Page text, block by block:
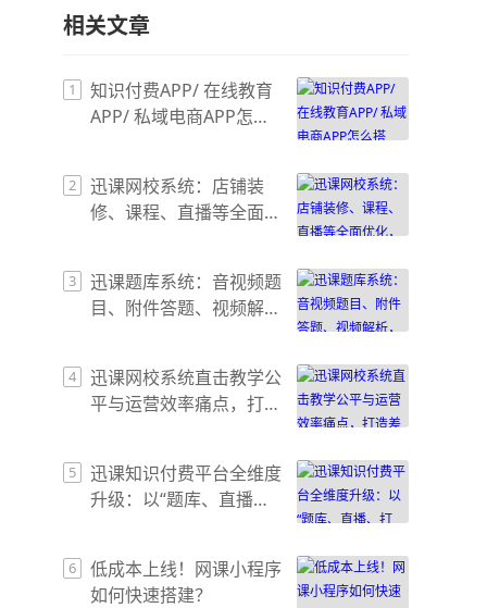
相关文章
1
知识付费APP/ 在线教育
APP/ 私域电商APP怎么
2
迅课网校系统：店铺装
修、课程、直播等全面优
3
迅课题库系统：音视频题
目、附件答题、视频解
4
迅课网校系统直击教学公
平与运营效率痛点，打造
5
迅课知识付费平台全维度
升级：以“题库、直播、
6
低成本上线！网课小程序
如何快速搭建？